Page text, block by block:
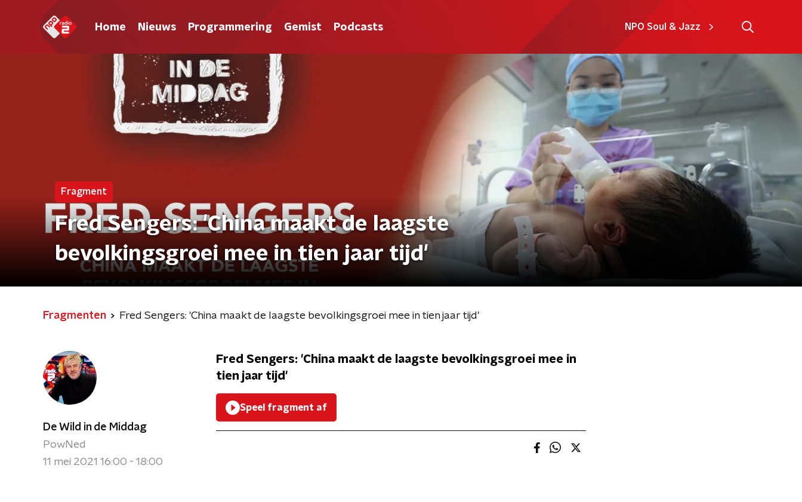
Home Nieuws Programmering Gemist Podcasts NPO Soul & Jazz
Fragment
Fred Sengers: 'China maakt de laagste
bevolkingsgroei mee in tien jaar tijd'
Fragmenten Fred Sengers: 'China maakt de laagste bevolkingsgroei mee in tien jaar tijd'
De Wild in de Middag
PowNed
11 mei 2021 16:00 - 18:00
Fred Sengers: 'China maakt de laagste bevolkingsgroei mee in
tien jaar tijd'
Speel fragment af